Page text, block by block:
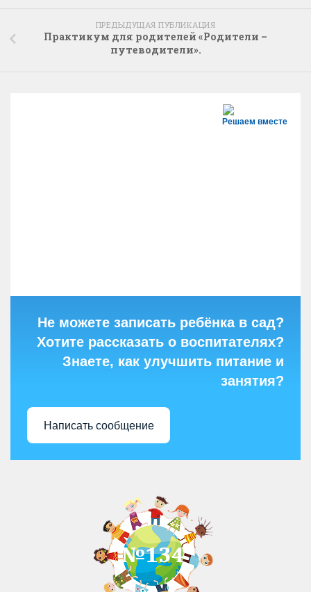
ПРЕДЫДУЩАЯ ПУБЛИКАЦИЯ
Практикум для родителей «Родители –
путеводители».
Решаем вместе
Не можете записать ребёнка в сад?
Хотите рассказать о воспитателях?
Знаете, как улучшить питание и
занятия?
Написать сообщение